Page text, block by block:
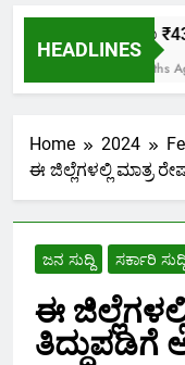
HEADLINES
ಕೇವಲ
2 Months Ago
Home 2024
ಈ ಜಿಲ್ಲೆಗಳಲ್ಲಿ ಮಾತ್ರ
ಜನ ಸುದ್ದಿ ಸರ್ಕಾರಿ
ಈ
ತಿದ್ದುಪಡಿಗೆ